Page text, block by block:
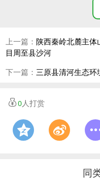
申请人不得在“信
标的行为人；
3.2.6申请人资质基本信
信息应在“陕西省建筑市
询；
问题。
4.资格预审方式
本次资格预审采用有限
投标确认时间从2023
上一篇： 陕西秦岭北麓主体
目周至县沙河
下一篇： 三原县清河生态
0人打赏
同